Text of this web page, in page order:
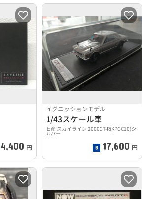
4,400 円
イグニッションモデル
1/43スケール車
日産 スカイライン 2000GT-R(KPGC10)シ
ルバー
17,600 円